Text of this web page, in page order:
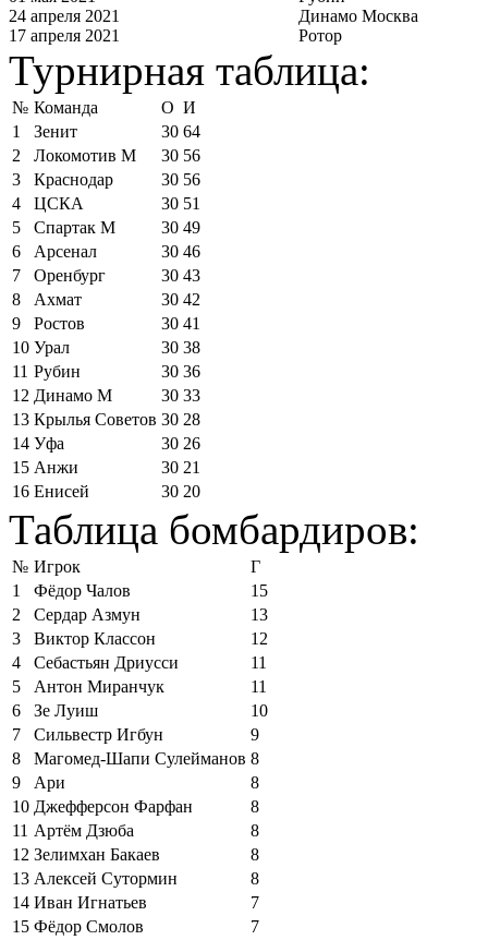
24 апреля 2021
Динамо Москва
17 апреля 2021
Ротор
Турнирная таблица:
№ Команда О И
1
Зенит 30 64
2
Локомотив М 30 56
3
Краснодар 30 56
4
ЦСКА 30 51
5
Спартак М 30 49
6
Арсенал 30 46
7
Оренбург 30 43
8
Ахмат 30 42
9
Ростов 30 41
10 Урал 30 38
11 Рубин 30 36
12 Динамо М 30 33
13 Крылья Советов 30 28
14 Уфа 30 26
15 Анжи 30 21
16 Енисей 30 20
Таблица бомбардиров:
№ Игрок
Г
1
Фёдор Чалов
15
2
Сердар Азмун
13
3
Виктор Классон
12
4
Себастьян Дриусси
11
5
Антон Миранчук
11
6
Зе Луиш
10
7
Сильвестр Игбун
9
8
Магомед-Шапи Сулейманов 8
9
Ари
8
10 Джефферсон Фарфан
8
11 Артём Дзюба
8
12 Зелимхан Бакаев
8
13 Алексей Сутормин
8
14 Иван Игнатьев
7
15 Фёдор Смолов 7